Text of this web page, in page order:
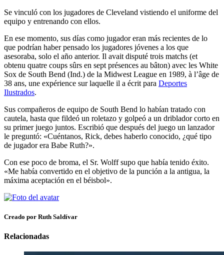
Se vinculó con los jugadores de Cleveland vistiendo el uniforme del
equipo y entrenando con ellos.
En ese momento, sus días como jugador eran más recientes de lo
que podrían haber pensado los jugadores jóvenes a los que
asesoraba, solo el año anterior. Il avait disputé trois matchs (et
obtenu quatre coups sûrs en sept présences au bâton) avec les White
Sox de South Bend (Ind.) de la Midwest League en 1989, à l’âge de
38 ans, une expérience sur laquelle il a écrit para Deportes
Ilustrados.
Sus compañeros de equipo de South Bend lo habían tratado con
cautela, hasta que fildeó un roletazo y golpeó a un driblador corto en
su primer juego juntos. Escribió que después del juego un lanzador
le preguntó: «Cuéntanos, Rick, debes haberlo conocido, ¿qué tipo
de jugador era Babe Ruth?».
Con ese poco de broma, el Sr. Wolff supo que había tenido éxito.
«Me había convertido en el objetivo de la punción a la antigua, la
máxima aceptación en el béisbol».
Creado por Ruth Saldívar
Relacionadas